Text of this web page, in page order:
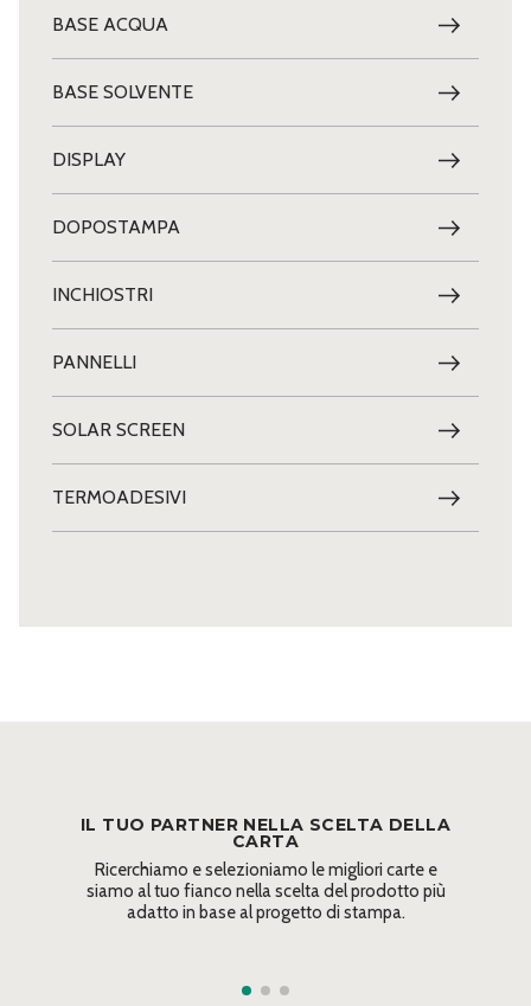
BASE ACQUA
BASE SOLVENTE
DISPLAY
DOPOSTAMPA
INCHIOSTRI
PANNELLI
SOLAR SCREEN
TERMOADESIVI
IL TUO PARTNER NELLA SCELTA DELLA
CARTA
Ricerchiamo e selezioniamo le migliori carte e
siamo al tuo fianco nella scelta del prodotto più
adatto in base al progetto di stampa.